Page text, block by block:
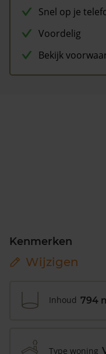
Snel op je
Voordelig
Bekijk
Kenmerken
Wijzigen
Inhoud 794
Type woning